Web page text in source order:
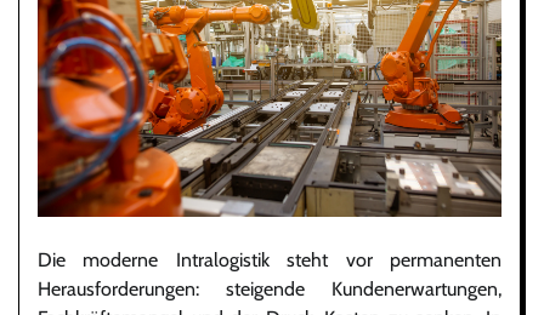
Die moderne Intralogistik steht vor permanenten
Herausforderungen: steigende Kundenerwartungen,